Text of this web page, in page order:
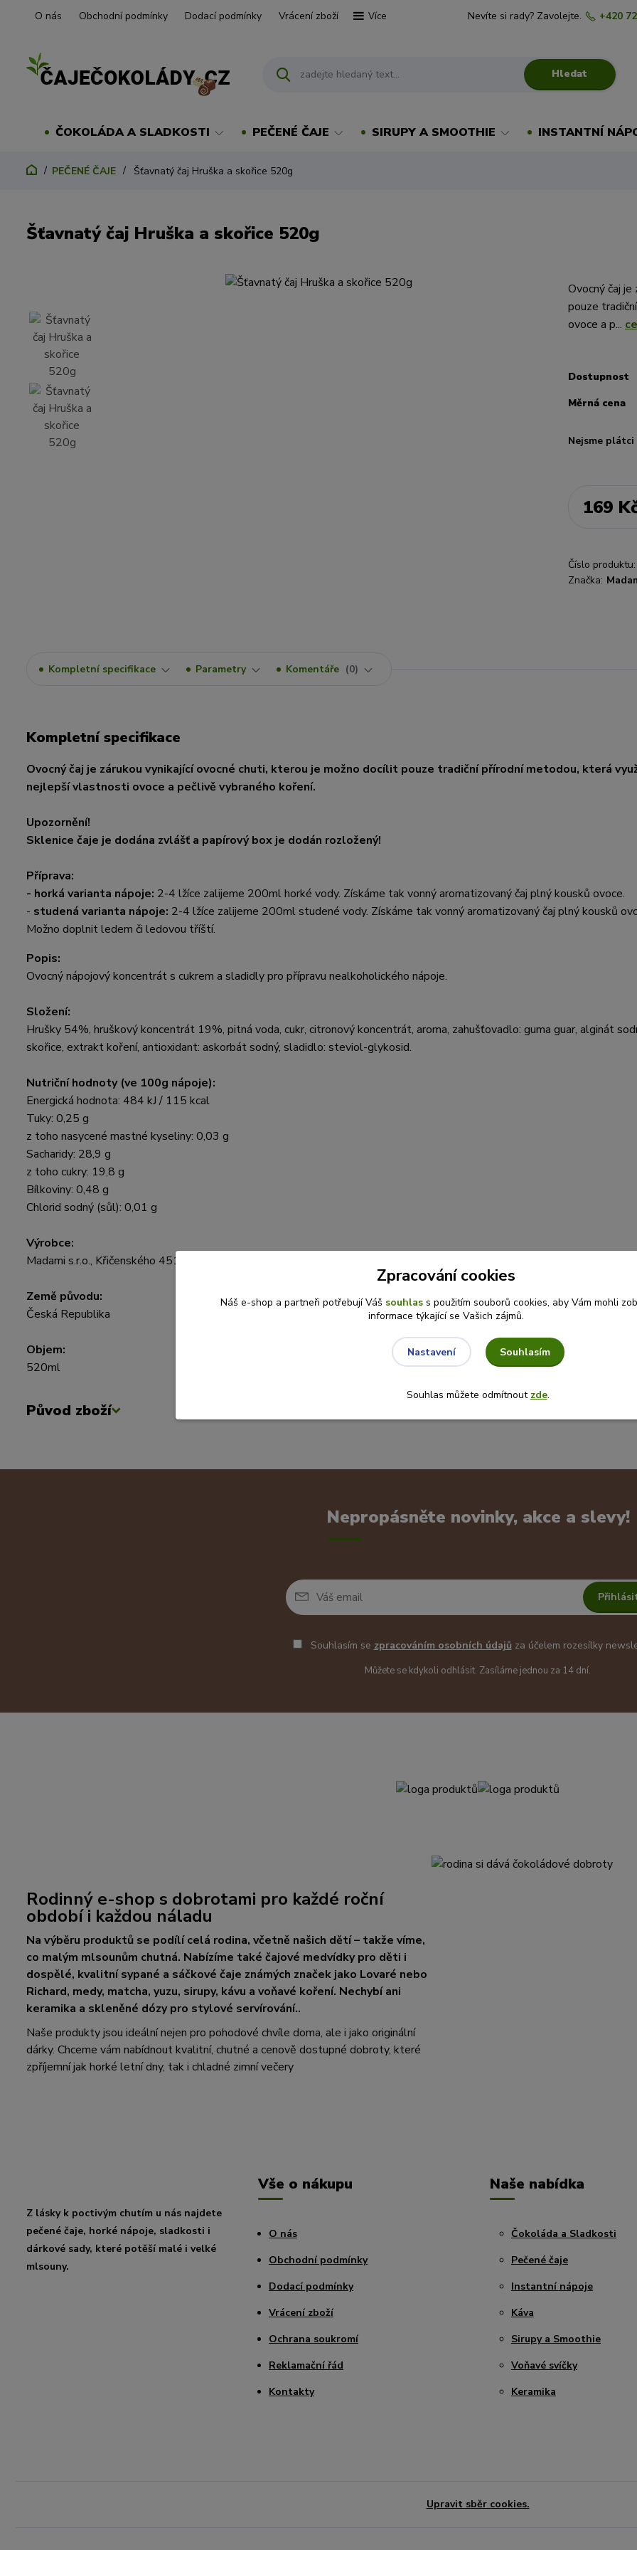
O nás Obchodní podmínky Dodací podmínky Vrácení zboží Více
Hledat
Nevíte si rady? Zavolejte. +420
ČOKOLÁDA A SLADKOSTI PEČENÉ ČAJE SIRUPY A SMOOTHIE INSTANTNÍ
PEČENÉ ČAJE Šťavnatý čaj Hruška a skořice 520g
Šťavnatý čaj Hruška a skořice 520g
Ovocný čaj
pouze
ovoce a p...
Dostupnost
Měrná cena
Nejsme plátci
169
Číslo produktu:
Značka:
Kompletní specifikace Parametry Komentáře 0
Kompletní specifikace
Ovocný čaj je zárukou vynikající ovocné chuti, kterou je možno docílit pouze tradiční přírodní metodou, která
nejlepší vlastnosti ovoce a pečlivě vybraného koření.
Upozornění!
Sklenice čaje je dodána zvlášť a papírový box je dodán rozložený!
Příprava:
- horká varianta nápoje: 2-4 lžíce zalijeme 200ml horké vody. Získáme tak vonný aromatizovaný čaj plný kousků ovoce.
- studená varianta nápoje: 2-4 lžíce zalijeme 200ml studené vody. Získáme tak vonný aromatizovaný čaj plný kousků
Možno doplnit ledem či ledovou tříští.
Popis:
Ovocný nápojový koncentrát s cukrem a sladidly pro přípravu nealkoholického nápoje.
Složení:
Hrušky 54%, hruškový koncentrát 19%, pitná voda, cukr, citronový koncentrát, aroma, zahušťovadlo: guma guar, alginát
skořice, extrakt koření, antioxidant: askorbát sodný, sladidlo: steviol-glykosid.
Nutriční hodnoty (ve 100g nápoje):
Energická hodnota: 484 kJ / 115 kcal
Tuky: 0,25 g
z toho nasycené mastné kyseliny: 0,03 g
Sacharidy: 28,9 g
z toho cukry: 19,8 g
Bílkoviny: 0,48 g
Chlorid sodný (sůl): 0,01 g
Výrobce:
Madami s.r.o., Křičenského 451, 533 03 Dašice
Země původu:
Česká Republika
Objem:
520ml
Původ zboží
Nepropásněte novinky, akce a slevy!
Souhlasím se zpracováním osobních údajů za účelem rozesílky
Můžete se kdykoli odhlásit. Zasíláme jednou za 14 dní.
Rodinný e-shop s dobrotami pro každé roční
období i každou náladu
Na výběru produktů se podílí celá rodina, včetně našich dětí – takže víme,
co malým mlsounům chutná. Nabízíme také čajové medvídky pro děti i
dospělé, kvalitní sypané a sáčkové čaje známých značek jako Lovaré nebo
Richard, medy, matcha, yuzu, sirupy, kávu a voňavé koření. Nechybí ani
keramika a skleněné dózy pro stylové servírování..
Naše produkty jsou ideální nejen pro pohodové chvíle doma, ale i jako originální
dárky. Chceme vám nabídnout kvalitní, chutné a cenově dostupné dobroty, které
zpříjemní jak horké letní dny, tak i chladné zimní večery
Z lásky k poctivým chutím u nás najdete
pečené čaje, horké nápoje, sladkosti i
dárkové sady, které potěší malé i velké
mlsouny.
Vše o nákupu
O nás
Obchodní podmínky
Dodací podmínky
Vrácení zboží
Ochrana soukromí
Reklamační řád
Kontakty
Naše nabídka
Čokoláda a Sladkosti
Pečené čaje
Instantní nápoje
Káva
Sirupy a Smoothie
Voňavé svíčky
Keramika
Upravit sběr cookies.
Zpracování cookies
Náš e-shop a partneři potřebují Váš souhlass použitím souborů cookies, aby Vám mohli
informace týkající se Vašich zájmů.
Nastavení Souhlasím
Souhlas můžete odmítnout zde.